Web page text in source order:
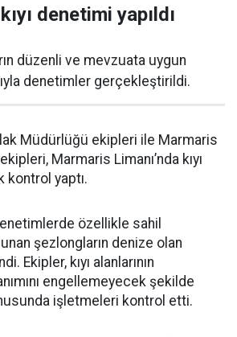
denetimi yapıldı
düzenli ve mevzuata uygun
denetimler gerçekleştirildi.
Müdürlüğü ekipleri ile Marmaris
Marmaris Limanı’nda kıyı
kontrol yaptı.
özellikle sahil
şezlongların denize olan
Ekipler, kıyı alanlarının
engellemeyecek şekilde
işletmeleri kontrol etti.